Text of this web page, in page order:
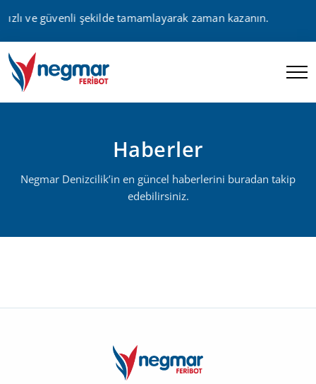
ve güvenli şekilde tamamlayarak zaman kazanın.
Haberler
Negmar Denizcilik’in en güncel haberlerini buradan takip
edebilirsiniz.